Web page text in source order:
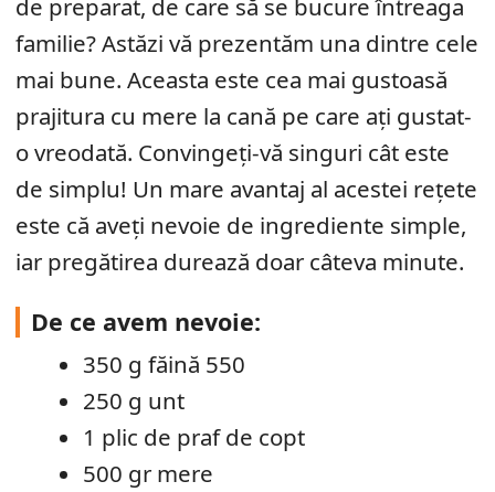
familie? Astăzi vă prezentăm una dintre cele
mai bune. Aceasta este cea mai gustoasă
prajitura cu mere la cană pe care ați gustat-
o vreodată. Convingeți-vă singuri cât este
de simplu! Un mare avantaj al acestei rețete
este că aveți nevoie de ingrediente simple,
iar pregătirea durează doar câteva minute.
De ce avem nevoie:
350 g făină 550
250 g unt
1 plic de praf de copt
500 gr mere